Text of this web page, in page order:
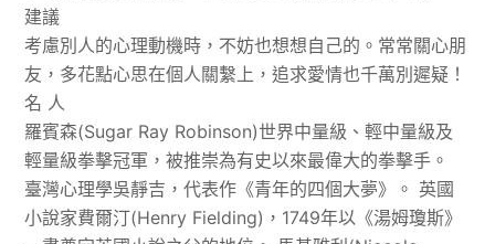
建議
考慮別人的心理動機時，不妨也想想自己的。常常關心朋
友，多花點心思在個人關繫上，追求愛情也千萬別遲疑！
名 人
羅賓森(Sugar Ray Robinson)世界中量級、輕中量級及
輕量級拳擊冠軍，被推崇為有史以來最偉大的拳擊手。
臺灣心理學吳靜吉，代表作《青年的四個大夢》。 英國
小說家費爾汀(Henry Fielding)，1749年以《湯姆瓊斯》